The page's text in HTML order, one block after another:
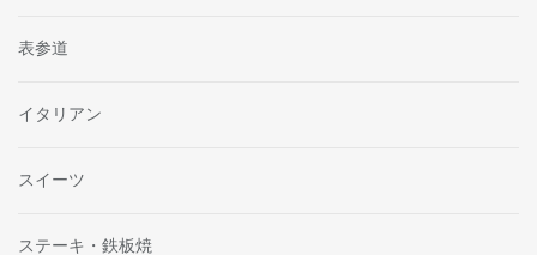
表参道
イタリアン
スイーツ
ステーキ・鉄板焼